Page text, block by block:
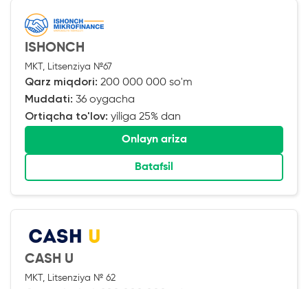
ISHONCH
MKT, Litsenziya №67
Qarz miqdori: 200 000 000 so'm
Muddati: 36 oygacha
Ortiqcha to'lov: yiliga 25% dan
Onlayn ariza
Batafsil
CASH U
MKT, Litsenziya № 62